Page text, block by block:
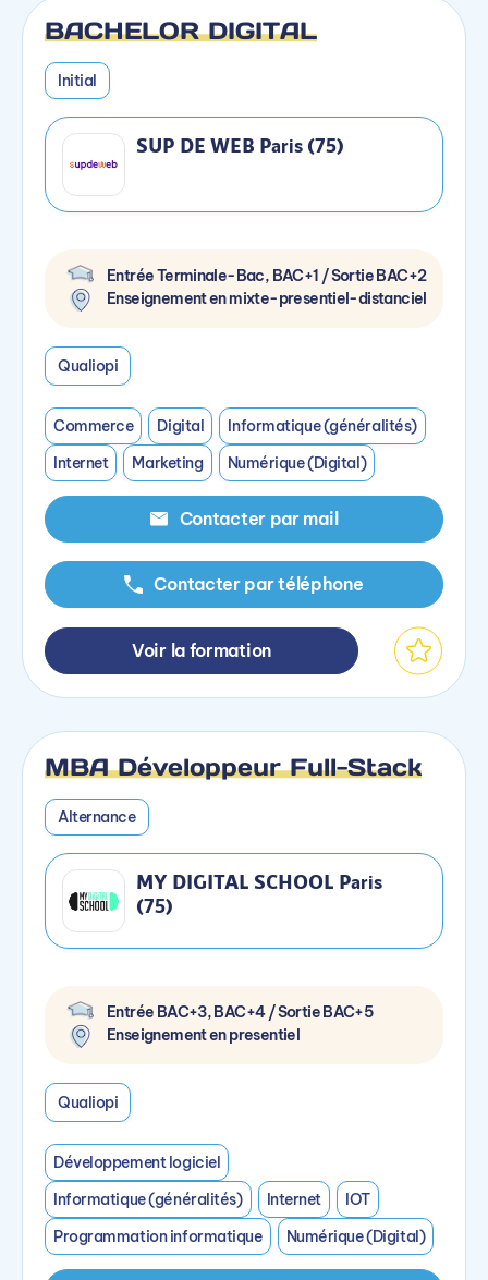
BACHELOR DIGITAL
Initial
SUP DE WEB Paris (75)
Entrée Terminale-Bac, BAC+1 / Sortie BAC+2
Enseignement en mixte-presentiel-distanciel
Qualiopi
Commerce Digital
Informatique (généralités)
Internet
Marketing Numérique (Digital)
Contacter par mail
Contacter par téléphone
Voir la formation
MBA Développeur Full-Stack
Alternance
MY DIGITAL SCHOOL Paris
(75)
Entrée BAC+3, BAC+4 / Sortie BAC+5
Enseignement en presentiel
Qualiopi
Développement logiciel
Informatique (généralités)
Internet
IOT
Programmation informatique
Numérique (Digital)